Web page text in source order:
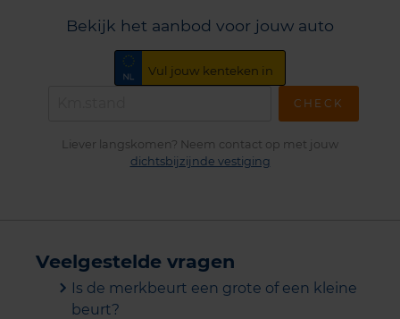
Bekijk het aanbod voor jouw auto
CHECK
Liever langskomen? Neem contact op met jouw
dichtsbijzijnde vestiging
Veelgestelde vragen
Is de merkbeurt een grote of een kleine
beurt?